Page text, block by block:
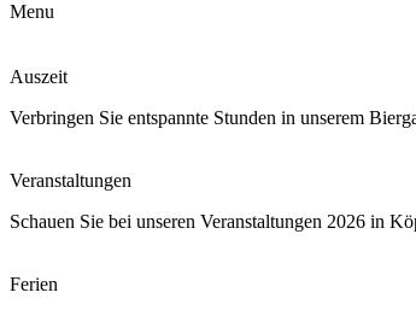
Menu
Auszeit
Verbringen Sie entspannte Stunden in unserem
Veranstaltungen
Schauen Sie bei unseren Veranstaltungen 2026 in
Ferien